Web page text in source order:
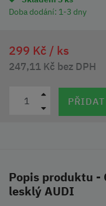
Doba dodání: 1-3 dny
299 Kč / ks
247,11 Kč bez DPH
Popis produktu -
lesklý AUDI